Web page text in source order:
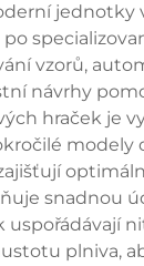
vzorů,
návrhy
hraček je
snadnou
plniva,